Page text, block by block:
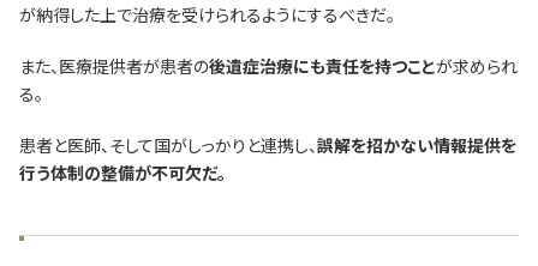
が納得した上で治療を受けられるようにするべきだ。
また、医療提供者が患者の後遺症治療にも責任を持つことが求められ
る。
患者と医師、そして国がしっかりと連携し、誤解を招かない情報提供を
行う体制の整備が不可欠だ。